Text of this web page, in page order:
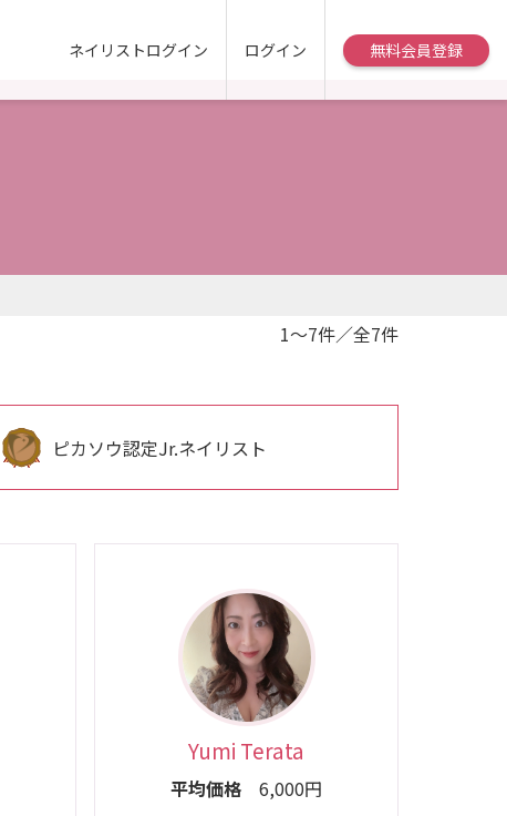
ネイリストログイン ログイン 無料会員登録
1～7件／全7件
ピカソウ認定Jr.ネイリスト
Yumi Terata
平均価格 6,000円